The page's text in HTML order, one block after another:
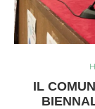
IL